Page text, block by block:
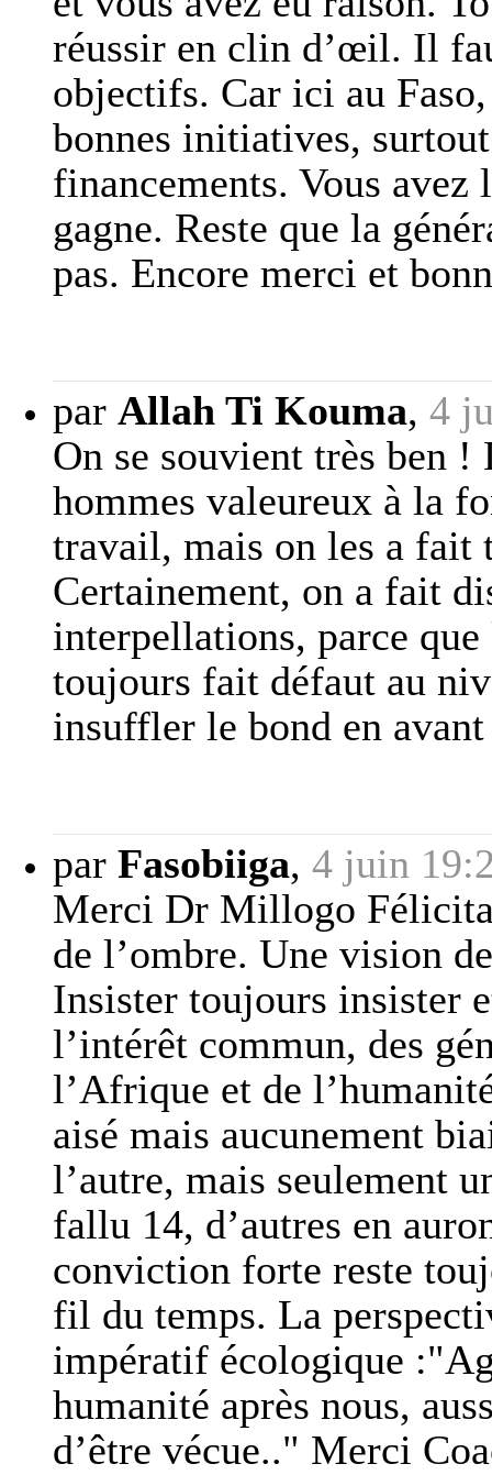
réussir en clin d’œil. Il
objectifs. Car ici au
bonnes initiatives,
financements. Vous
gagne. Reste que la
pas. Encore merci et
par Allah Ti Kouma, 4
On se souvient très ben
hommes valeureux à la
travail, mais on les a fait
Certainement, on a fait
interpellations, parce
toujours fait défaut au
insuffler le bond en
par Fasobiiga, 4 juin
Merci Dr Millogo
de l’ombre. Une vision
Insister toujours insister
l’intérêt commun, des
l’Afrique et de
aisé mais aucunement
l’autre, mais seulement
fallu 14, d’autres en
conviction forte reste
fil du temps. La
impératif écologique
humanité après nous,
d’être vécue.." Merci